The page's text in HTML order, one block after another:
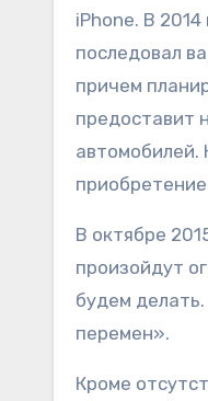
iPhone. В
последовал
причем
предоставит
автомобилей.
В октябре
произойдут
будем
перемен».
Кроме